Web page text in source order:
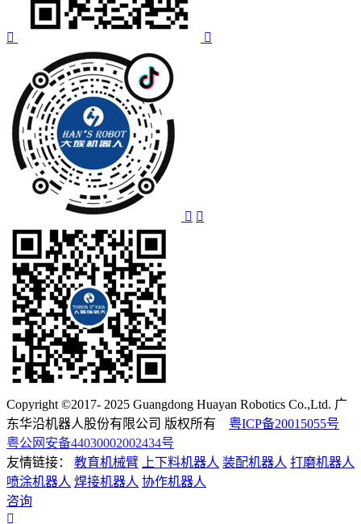
Copyright ©2017- 2025 Guangdong Huayan Robotics Co.,Ltd. 广
东华沿机器人股份有限公司 版权所有 粤ICP备20015055号
粤公网安备44030002002434号
友情链接：
教育机械臂 上下料机器人 装配机器人 打磨机器人
喷涂机器人 焊接机器人 协作机器人
咨询